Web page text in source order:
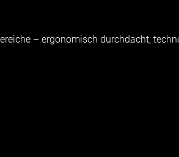
– ergonomisch durchdacht,